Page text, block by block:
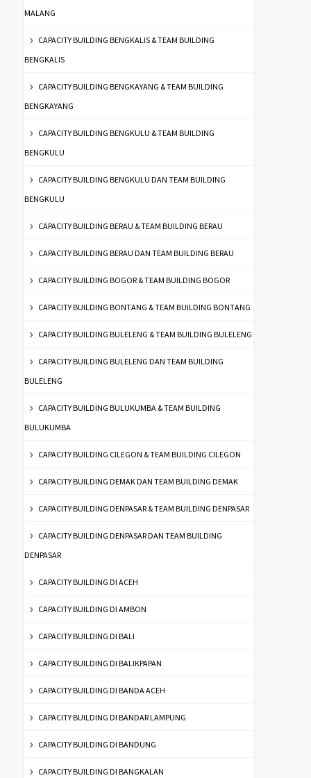
MALANG
CAPACITY BUILDING BENGKALIS & TEAM BUILDING
BENGKALIS
CAPACITY BUILDING BENGKAYANG & TEAM BUILDING
BENGKAYANG
CAPACITY BUILDING BENGKULU & TEAM BUILDING
BENGKULU
CAPACITY BUILDING BENGKULU DAN TEAM BUILDING
BENGKULU
CAPACITY BUILDING BERAU & TEAM BUILDING BERAU
CAPACITY BUILDING BERAU DAN TEAM BUILDING BERAU
CAPACITY BUILDING BOGOR & TEAM BUILDING BOGOR
CAPACITY BUILDING BONTANG & TEAM BUILDING BONTANG
CAPACITY BUILDING BULELENG & TEAM BUILDING BULELENG
CAPACITY BUILDING BULELENG DAN TEAM BUILDING
BULELENG
CAPACITY BUILDING BULUKUMBA & TEAM BUILDING
BULUKUMBA
CAPACITY BUILDING CILEGON & TEAM BUILDING CILEGON
CAPACITY BUILDING DEMAK DAN TEAM BUILDING DEMAK
CAPACITY BUILDING DENPASAR & TEAM BUILDING DENPASAR
CAPACITY BUILDING DENPASAR DAN TEAM BUILDING
DENPASAR
CAPACITY BUILDING DI ACEH
CAPACITY BUILDING DI AMBON
CAPACITY BUILDING DI BALI
CAPACITY BUILDING DI BALIKPAPAN
CAPACITY BUILDING DI BANDA ACEH
CAPACITY BUILDING DI BANDAR LAMPUNG
CAPACITY BUILDING DI BANDUNG
CAPACITY BUILDING DI BANGKALAN